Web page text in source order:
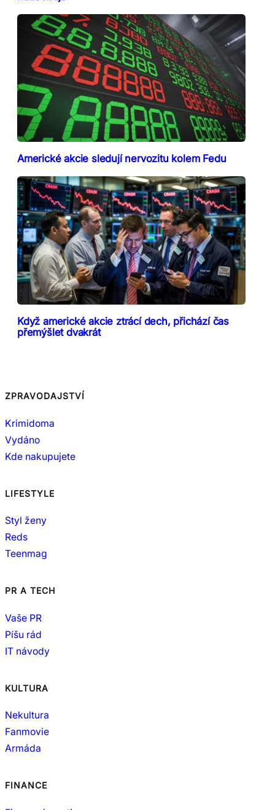
Americké akcie sledují nervozitu kolem Fedu
Když americké akcie ztrácí dech, přichází čas
přemýšlet dvakrát
ZPRAVODAJSTVÍ
Krimidoma
Vydáno
Kde nakupujete
LIFESTYLE
Styl ženy
Reds
Teenmag
PR A TECH
Vaše PR
Píšu rád
IT návody
KULTURA
Nekultura
Fanmovie
Armáda
FINANCE